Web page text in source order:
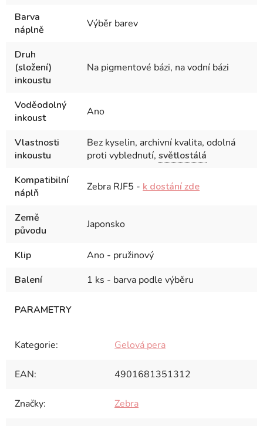
Barva
náplně
Výběr barev
Druh
(složení)
inkoustu
Na pigmentové bázi, na vodní bázi
Voděodolný
inkoust
Ano
Vlastnosti
inkoustu
Bez kyselin, archivní kvalita, odolná
proti vyblednutí, světlostálá
Kompatibilní
náplň
Zebra RJF5 - k dostání zde
Země
původu
Japonsko
Klip
Ano - pružinový
Balení
1 ks - barva podle výběru
Kategorie: Gelová pera
EAN: 4901681351312
Značky: Zebra